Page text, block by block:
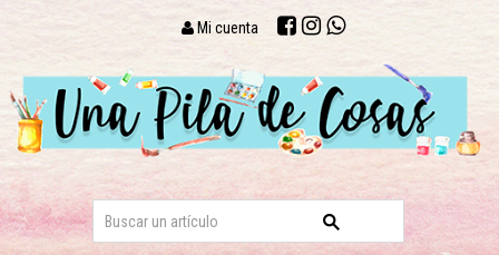
Mi cuenta